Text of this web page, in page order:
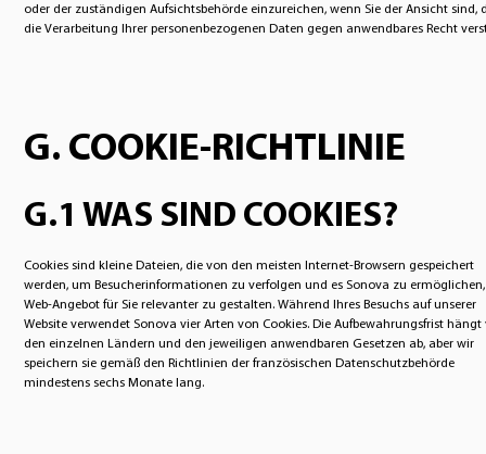
oder der zuständigen Aufsichtsbehörde einzureichen, wenn Sie der Ansicht sind,
die Verarbeitung Ihrer personenbezogenen Daten gegen anwendbares Recht
G. COOKIE-RICHTLINIE
G.1 WAS SIND COOKIES?
Cookies sind kleine Dateien, die von den meisten Internet-Browsern gespeichert
werden, um Besucherinformationen zu verfolgen und es Sonova zu
Web-Angebot für Sie relevanter zu gestalten. Während Ihres Besuchs auf unserer
Website verwendet Sonova vier Arten von Cookies. Die Aufbewahrungsfrist hängt
den einzelnen Ländern und den jeweiligen anwendbaren Gesetzen ab, aber wir
speichern sie gemäß den Richtlinien der französischen Datenschutzbehörde
mindestens sechs Monate lang.